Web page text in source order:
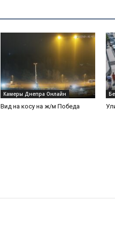
Камеры Днепра Онлайн
Вид на косу на ж/м Победа